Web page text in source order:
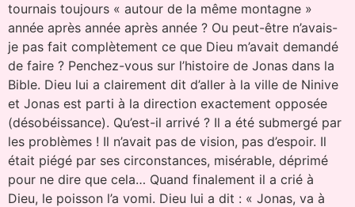
tournais toujours « autour de la même montagne »
année après année après année ? Ou peut-être n’avais-
je pas fait complètement ce que Dieu m’avait demandé
de faire ? Penchez-vous sur l’histoire de Jonas dans la
Bible. Dieu lui a clairement dit d’aller à la ville de Ninive
et Jonas est parti à la direction exactement opposée
(désobéissance). Qu’est-il arrivé ? Il a été submergé par
les problèmes ! Il n’avait pas de vision, pas d’espoir. Il
était piégé par ses circonstances, misérable, déprimé
pour ne dire que cela… Quand finalement il a crié à
Dieu, le poisson l’a vomi. Dieu lui a dit : « Jonas, va à